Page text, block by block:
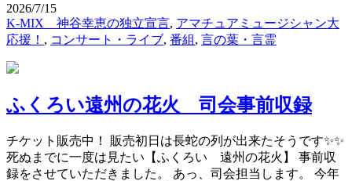
2026/7/15
K-MIX 神谷幸恵の独立宣言, アマチュアミュージシャン大
応援！ , コンサート・ライブ, 番組, 言の葉・言霊
ふくろい遠州の花火 司会事前収録
チケット販売中！ 販売初日は長蛇の列が出来たそうです✨✨
死ぬまでに一度は見たい【ふくろい 遠州の花火】 事前収
録をさせていただきました。 あっ、司会担当します。 今年